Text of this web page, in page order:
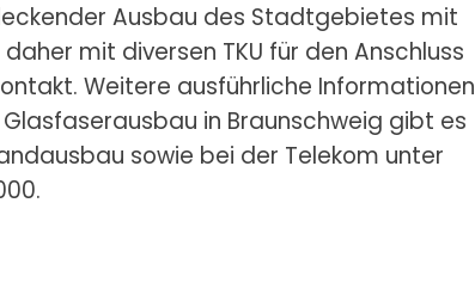
Ausbau des Stadtgebietes mit
mit diversen TKU für den Anschluss
Weitere ausführliche Informationen
in Braunschweig gibt es
sowie bei der Telekom unter